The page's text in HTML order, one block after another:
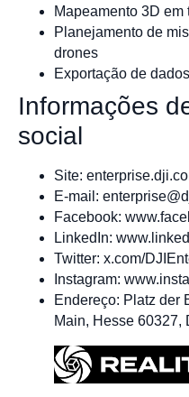
Mapeamento 3D em
Planejamento de
drones
Exportação de
Informações
social
Site:
E-mail:
Facebook:
LinkedIn:
Twitter: x.com/
Instagram:
Endereço: Platz der
Main, Hesse 60327,